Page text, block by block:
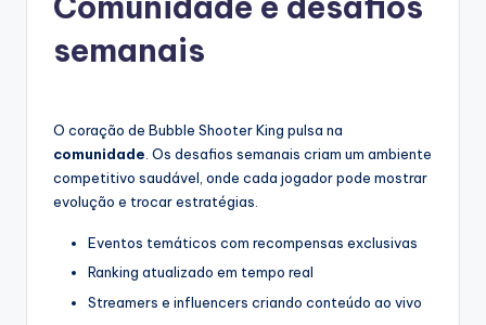
semanais
O coração de Bubble Shooter King pulsa na
comunidade. Os desafios semanais criam um ambiente
competitivo saudável, onde cada jogador pode mostrar
evolução e trocar estratégias.
Eventos temáticos com recompensas exclusivas
Ranking atualizado em tempo real
Streamers e influencers criando conteúdo ao vivo